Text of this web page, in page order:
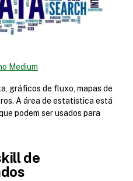
Medium
gráficos de fluxo, mapas de
A área de estatística está
podem ser usados para
de